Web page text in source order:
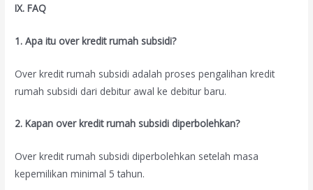
IX. FAQ
1. Apa itu over kredit rumah subsidi?
Over kredit rumah subsidi adalah proses pengalihan kredit
rumah subsidi dari debitur awal ke debitur baru.
2. Kapan over kredit rumah subsidi diperbolehkan?
Over kredit rumah subsidi diperbolehkan setelah masa
kepemilikan minimal 5 tahun.